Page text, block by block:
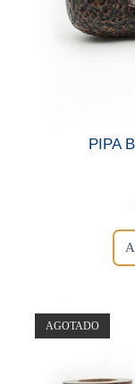
PIPA
AGOTADO